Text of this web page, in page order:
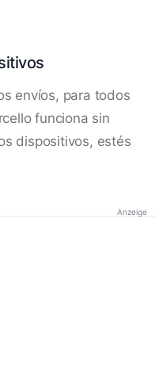
envíos, para todos
funciona sin
dispositivos, estés
Anzeige